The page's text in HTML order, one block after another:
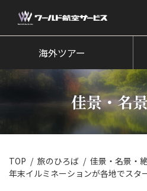
海外ツアー
国内ツアー
クルーズツアー
ツアー催行状況
旅のひろば
イベント
海外ツアー
佳景・名
TOP 旅のひろば
佳景・名景・
年末イルミネーションが各地でスタ